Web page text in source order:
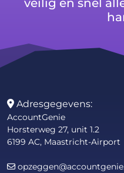
veilig en snel
Adresgegevens:
AccountGenie
Horsterweg 27, unit 1.2
6199 AC, Maastricht-Airport